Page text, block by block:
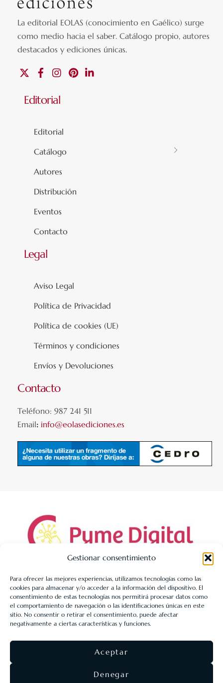
Gestionar consentimiento
Para ofrecer las mejores experiencias, utilizamos tecnologías como las
cookies para almacenar y/o acceder a la información del dispositivo. El
consentimiento de estas tecnologías nos permitirá procesar datos como
el comportamiento de navegación o las identificaciones únicas en este
sitio. No consentir o retirar el consentimiento, puede afectar
negativamente a ciertas características y funciones.
Aceptar
Denegar
La editorial EOLAS (conocimiento en Gaélico) surge
como medio hacia el saber.Catálogo propio, autores
destacados y ediciones únicas.
FacebookInstagramPinterest
Editorial
Editorial
Catálogo
Autores
Distribución
Eventos
Contacto
Legal
Aviso Legal
Política de Privacidad
Política de cookies (UE)
Términos y condiciones
Envíos y Devoluciones
Contacto
Teléfono: 987 241 511
Email: info@eolasediciones.es
LIBRERÍA UNIVERSITARIA LEÓN 1980 SLL ha sido beneficiaria
de Fondos Europeos, cuyo objetivo es la mejora de la
competitividad de las PYMES, y gracias al cual ha puesto en
marcha un Plan de Acción con el objetivo de reforzar la
digitalización y la competitividad de las pymes durante el año
2025. Para ello ha contado con el apoyo del Programa Pyme
Digital de la Cámara de Comercio de León.